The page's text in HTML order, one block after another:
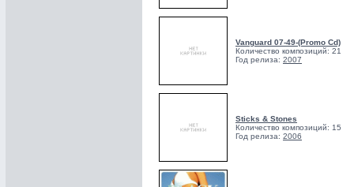
Vanguard 07-49-(Promo Cd)
Количество композиций: 21
Год релиза: 2007
Sticks & Stones
Количество композиций: 15
Год релиза: 2006